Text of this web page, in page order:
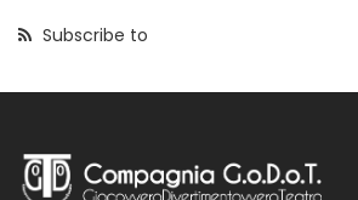
Subscribe to